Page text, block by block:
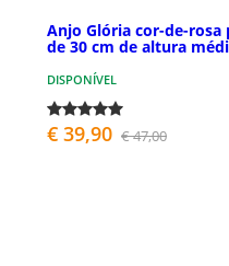
Anjo Glória cor-de-
de 30 cm de altura
DISPONÍVEL
€ 39,90 € 47,00